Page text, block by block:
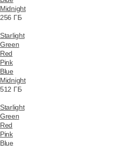
Midnight
256 ГБ
Starlight
Green
Red
Pink
Blue
Midnight
512 ГБ
Starlight
Green
Red
Pink
Blue